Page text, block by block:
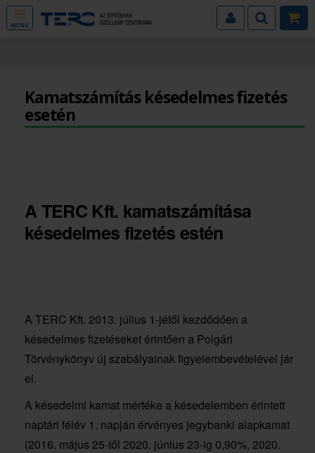
MENÜ
Kamatszámítás késedelmes fizetés
esetén
A TERC Kft. kamatszámítása
késedelmes fizetés estén
A TERC Kft. 2013. július 1-jétől kezdődően a
késedelmes fizetéseket érintően a Polgári
Törvénykönyv új szabályainak figyelembevételével jár
el.
A késedelmi kamat mértéke a késedelemben érintett
naptári félév 1. napján érvényes jegybanki alapkamat
(2016. május 25-től 2020. június 23-ig 0,90%, 2020.